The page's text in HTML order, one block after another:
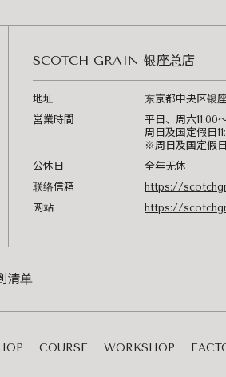
SCOTCH GRAIN 银座总店
地址
东京都中央区银
営業時間
平日、周六11:00
周日及国定假日
※周日及国定假
公休日
全年无休
联络信箱
https://
网站
https://
清单
COURSE WORKSHOP